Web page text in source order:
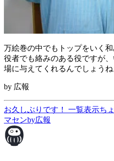
万絵巻の中でもトップをいく
役者でも絡みのある役ですが
場に与えてくれるんでしょうね
by 広報
お久しぶりです！ 一覧表示ち
マセンby広報